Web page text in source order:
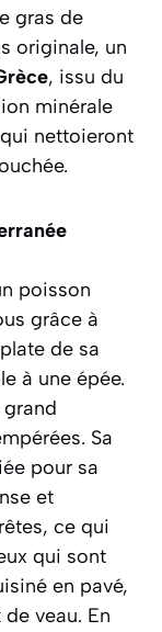
gras de
originale, un
, issu du
minérale
nettoieront
poisson
grâce à
de sa
à une épée.
Sa
pour sa
et
ce qui
qui sont
en pavé,
veau. En